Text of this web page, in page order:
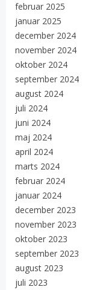
februar 2025
januar 2025
december 2024
november 2024
oktober 2024
september 2024
august 2024
juli 2024
juni 2024
maj 2024
april 2024
marts 2024
februar 2024
januar 2024
december 2023
november 2023
oktober 2023
september 2023
august 2023
juli 2023